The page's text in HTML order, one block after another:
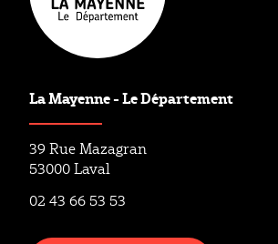
La Mayenne - Le Département
39 Rue Mazagran
53000 Laval
02 43 66 53 53